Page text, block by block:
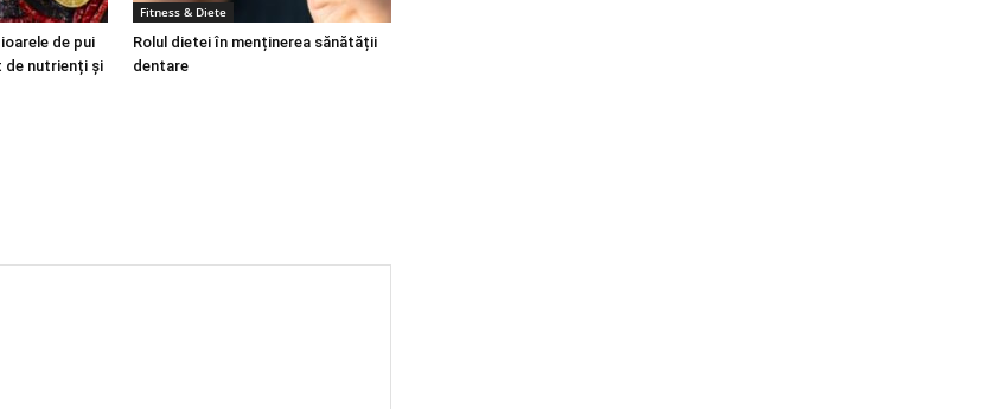
de pui
de nutrienți și
Fitness & Diete
Rolul dietei în menținerea sănătății
dentare